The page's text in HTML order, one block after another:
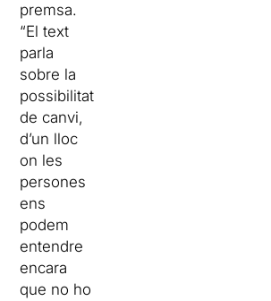
premsa.
“El text
parla
sobre la
possibilitat
de canvi,
d’un lloc
on les
persones
ens
podem
entendre
encara
que no ho